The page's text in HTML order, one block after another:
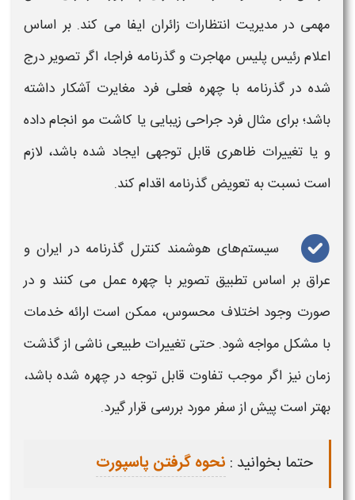
مهمی در مدیریت انتظارات زائران ایفا می‌ کند. بر اساس
اعلام رئیس پلیس مهاجرت و گذرنامه فراجا، اگر تصویر درج
‌شده در گذرنامه با چهره فعلی فرد مغایرت آشکار داشته
باشد؛ برای مثال فرد جراحی زیبایی یا کاشت مو انجام داده
و یا تغییرات ظاهری قابل توجهی ایجاد شده باشد، لازم
است نسبت به تعویض گذرنامه اقدام کند.
سیستم‌های هوشمند کنترل گذرنامه در ایران و
عراق بر اساس تطبیق تصویر با چهره عمل می ‌کنند و در
صورت وجود اختلاف محسوس، ممکن است ارائه خدمات
با مشکل مواجه شود. حتی تغییرات طبیعی ناشی از گذشت
زمان نیز اگر موجب تفاوت قابل توجه در چهره شده باشد،
بهتر است پیش از سفر مورد بررسی قرار گیرد.
حتما بخوانید : نحوه گرفتن پاسپورت